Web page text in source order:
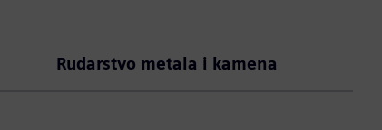
Rudarstvo metala i kamena